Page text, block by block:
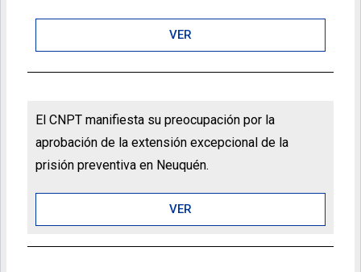
VER
El CNPT manifiesta su preocupación por la
aprobación de la extensión excepcional de la
prisión preventiva en Neuquén.
VER